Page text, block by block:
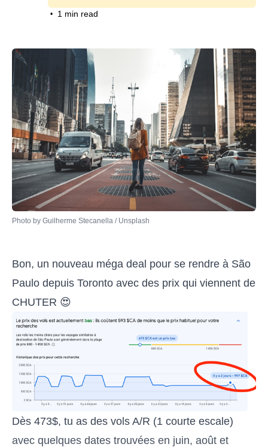
• 1 min read
Photo by Guilherme Stecanella / Unsplash
Bon, un nouveau méga deal pour se rendre à São
Paulo depuis Toronto avec des prix qui viennent de
CHUTER 😍
Dès 473$, tu as des vols A/R (1 courte escale)
avec quelques dates trouvées en juin, août et